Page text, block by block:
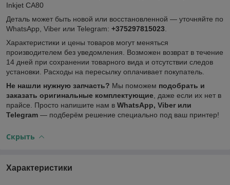
Inkjet CA80
Деталь может быть новой или восстановленной — уточняйте по
WhatsApp, Viber или Telegram: +375297815023
Характеристики и цены товаров могут меняться
производителем без уведомления. Возможен возврат в течение
14 дней при сохранении товарного вида и отсутствии следов
установки. Расходы на пересылку оплачивает покупатель.
Не нашли нужную запчасть? Мы поможем подобрать и
заказать оригинальные комплектующие , даже если их нет в
прайсе. Просто напишите нам в WhatsApp, Viber или
Telegram — подберём решение специально под ваш принтер!
Скрыть
Характеристики